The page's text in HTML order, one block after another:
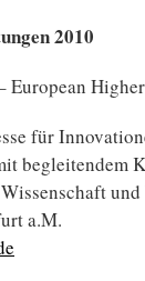
2010
European
für
begleitendem
a.M.